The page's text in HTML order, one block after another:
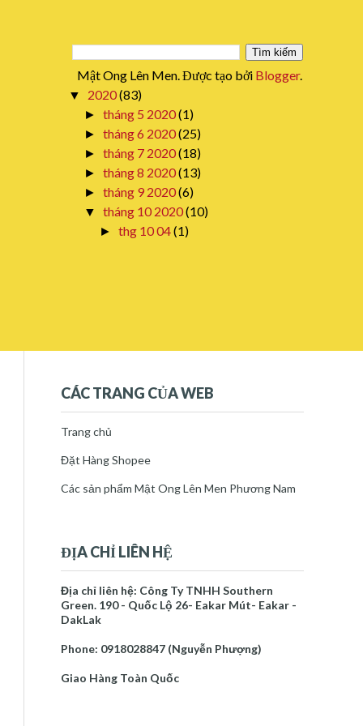
Mật Ong Lên Men. Được tạo bởi Blogger.
▼ 2020(83)
►tháng 5 2020(1)
►tháng 6 2020(25)
►tháng 7 2020(18)
►tháng 8 2020(13)
►tháng 9 2020(6)
▼tháng 10 2020(10)
►thg 10 04(1)
thg 10 26
► thg 10 29 (1)
► tháng 12 2020
►2021(23)
(30)
2023
► 2026 (10)
Báo cáo vi phạm
Trang chủ
Về Tác Giả
NGUYỄN PHƯỢNG
CÁC TRANG CỦA WEB
Trang chủ
Đặt Hàng Shopee
Các sản phẩm Mật Ong Lên Men Phương Nam
ĐỊA CHỈ LIÊN HỆ
Địa chỉ liên hệ: Công Ty TNHH Southern
Green. 190 - Quốc Lộ 26- Eakar Mút- Eakar -
DakLak
Phone: 0918028847 (Nguyễn Phượng)
Giao Hàng Toàn Quốc